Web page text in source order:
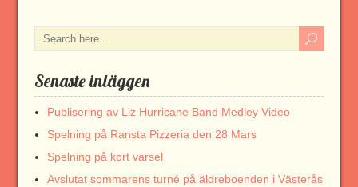
Senaste inläggen
Publisering av Liz Hurricane Band Medley Video
Spelning på Ransta Pizzeria den 28 Mars
Spelning på kort varsel
Avslutat sommarens turné på äldreboenden i Västerås